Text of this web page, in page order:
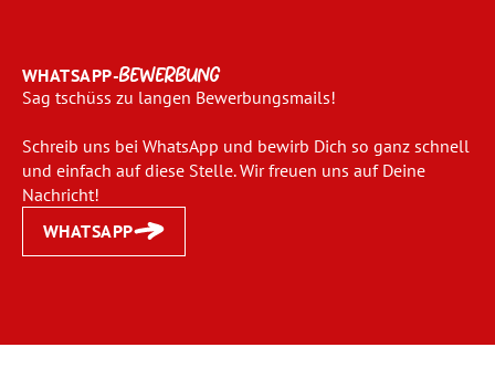
WHATSAPP-BEWERBUNG
Sag tschüss zu langen Bewerbungsmails!
Schreib uns bei WhatsApp und bewirb Dich so ganz schnell
und einfach auf diese Stelle. Wir freuen uns auf Deine
Nachricht!
WHATSAPP